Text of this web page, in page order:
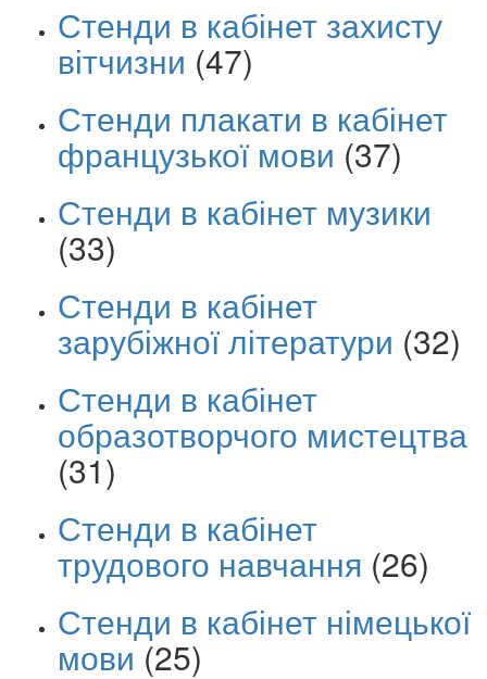
Стенди в кабінет захисту
вітчизни (47)
Стенди плакати в кабінет
французької мови (37)
Стенди в кабінет музики
(33)
Стенди в кабінет
зарубіжної літератури (32)
Стенди в кабінет
образотворчого мистецтва
(31)
Стенди в кабінет
трудового навчання (26)
Стенди в кабінет німецької
мови (25)